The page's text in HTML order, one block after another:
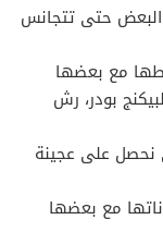
البعض حتى تتجانس
مع بعضها
بودر، رش
نحصل على عجينة
مع بعضها